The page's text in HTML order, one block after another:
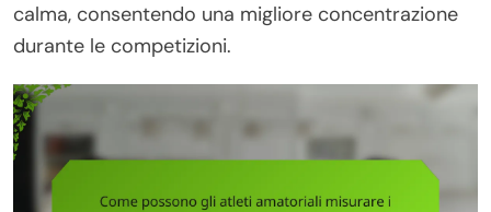
calma, consentendo una migliore concentrazione
durante le competizioni.